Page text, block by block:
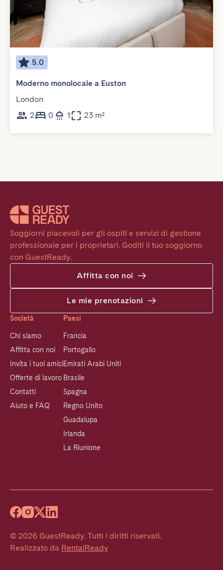
5.0
Moderno monolocale a Euston
London
2
0 1 23 m²
Soggiorni piacevoli per gli ospiti e servizi di gestione
professionale per i proprietari. Goditi il tuo soggiorno
con GuestReady.
Affitta con noi
Le mie prenotazioni
Società
Chi siamo
Affitta con noi
Invita i tuoi amici
Offerte di lavoro
Contatti
Aiuto e FAQ
Paesi
Francia
Portogallo
Emirati Arabi Uniti
Brasile
Spagna
Regno Unito
Guadalupa
Irlanda
La Riunione
© 2026 GuestReady. Tutti i diritti riservati.
Realizzato da RentalReady